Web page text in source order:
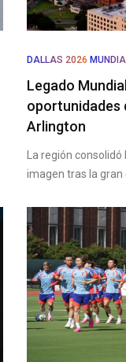
DALLAS 2026
Legado
oportunidades
Arlington
La región
imagen tras la